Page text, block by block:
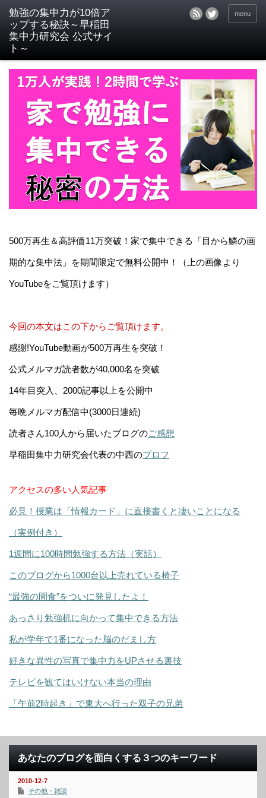
menu
500万再生＆高評価11万突破！家で集中できる「目から鱗の画
期的な集中法」を期間限定で無料公開中！（上の画像より
YouTubeをご覧頂けます）
今回の本文はこの下からご覧頂けます。
感謝!YouTube動画が500万再生を突破！
公式メルマガ読者数が40,000名を突破
14年目突入、2000記事以上を公開中
毎晩メルマガ配信中(3000日連続)
読者さん100人から届いたブログのご感想
早稲田集中力研究会代表の中西のプロフ
アクセスの多い人気記事
必見！授業は「情報カード」に直接書くと凄いことになる
（実例付き）
1週間に100時間勉強する方法（実話）
このブログから1000台以上売れている椅子
“最強の間食”をついに発見したよ！
あっさり勉強机に向かって集中できる方法
私が学年で1番になった脳のだまし方
好きな異性の写真で集中力をUPさせる裏技
テレビを観てはいけない本当の理由
「午前2時起き」で東大へ行った双子の兄弟
あなたのブログを面白くする３つのキーワード
2010-12-7
その他・雑談